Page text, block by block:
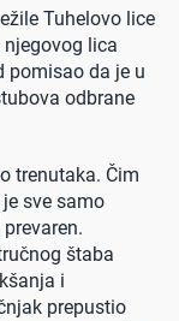
Tuhelovo lice
lica
pomisao da je u
odbrane
trenutaka. Čim
sve samo
štaba
i
prepustio